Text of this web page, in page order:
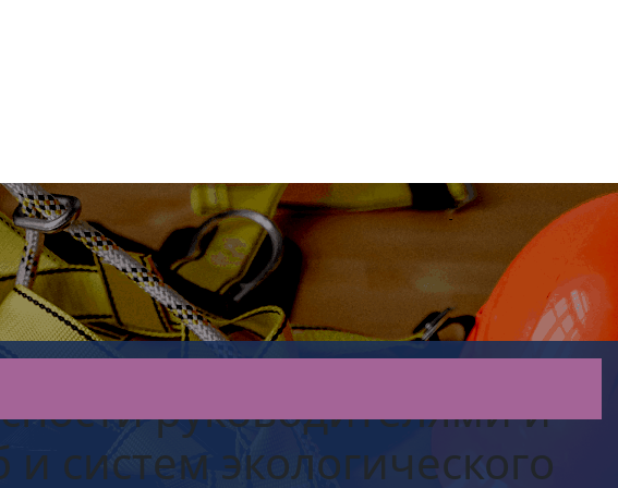
руководителями и
систем экологического